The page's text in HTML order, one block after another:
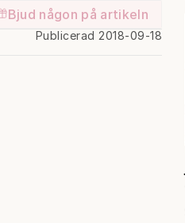
Bjud någon på artikeln
Publicerad 2018-09-18